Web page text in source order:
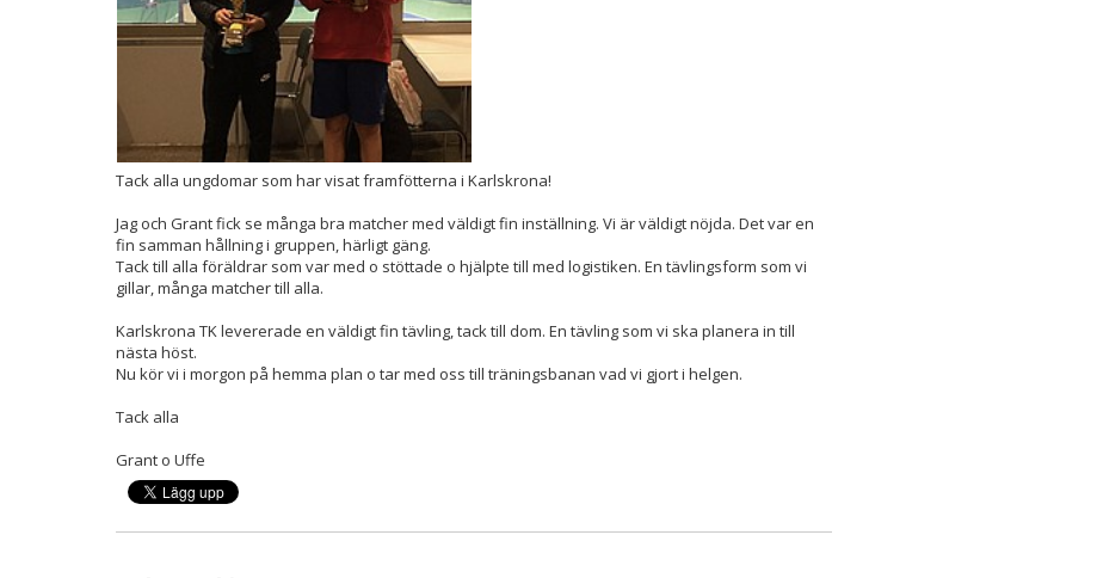
Tack alla ungdomar som har visat framfötterna i Karlskrona!
Jag och Grant fick se många bra matcher med väldigt fin inställning. Vi är väldigt nöjda. Det var en
fin samman hållning i gruppen, härligt gäng.
Tack till alla föräldrar som var med o stöttade o hjälpte till med logistiken. En tävlingsform som vi
gillar, många matcher till alla.
Karlskrona TK levererade en väldigt fin tävling, tack till dom. En tävling som vi ska planera in till
nästa höst.
Nu kör vi i morgon på hemma plan o tar med oss till träningsbanan vad vi gjort i helgen.
Tack alla
Grant o Uffe